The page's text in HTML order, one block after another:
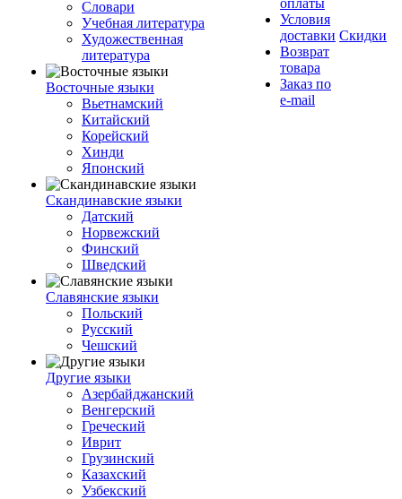
Словари
Учебная литература
Художественная
литература
Восточные языки
Вьетнамский
Китайский
Корейский
Хинди
Японский
Скандинавские языки
Датский
Норвежский
Финский
Шведский
Славянские языки
Польский
Русский
Чешский
Другие языки
Азербайджанский
Венгерский
Греческий
Иврит
Грузинский
Казахский
Узбекский
оплаты
Условия
доставки
Возврат
товара
Заказ по
e-mail
Скидки